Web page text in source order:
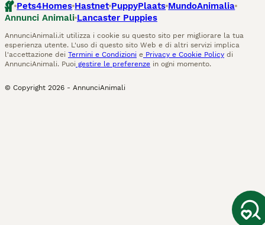
Pets4Homes Hastnet PuppyPlaats MundoAnimalia
Annunci Animali Lancaster Puppies
AnnunciAnimali.it utilizza i cookie su questo sito per migliorare la tua
esperienza utente. L'uso di questo sito Web e di altri servizi implica
l'accettazione dei Termini e Condizioni e Privacy e Cookie Policy di
AnnunciAnimali. Puoi gestire le preferenze in ogni momento.
© Copyright 2026 - AnnunciAnimali